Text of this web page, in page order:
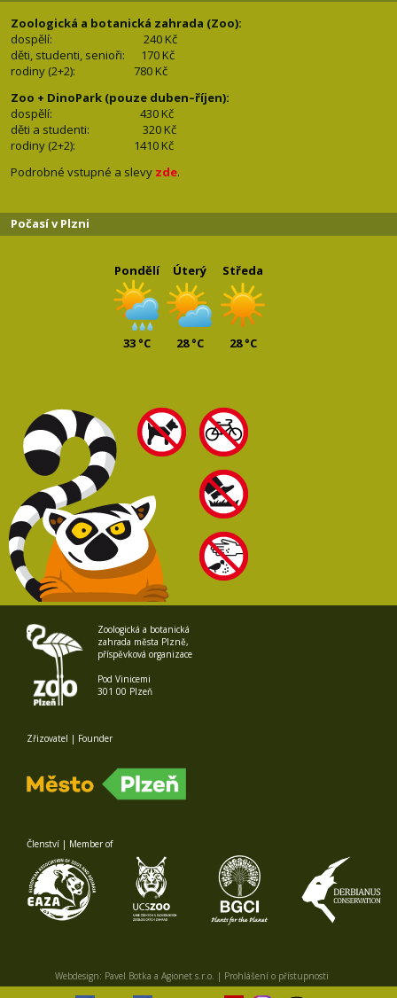
Zoologická a botanická zahrada (Zoo):
dospělí:
240 Kč
děti, studenti, senioři: 170 Kč
rodiny (2+2): 780 Kč
Zoo + DinoPark (pouze duben–říjen):
dospělí: 430 Kč
děti a studenti: 320 Kč
rodiny (2+2): 1410 Kč
Podrobné vstupné a slevy zde.
Počasí v Plzni
Pondělí
33 °C
Úterý
28 °C
Středa
28 °C
Zoologická a botanická
zahrada města Plzně,
příspěvková organizace
Pod Vinicemi
301 00 Plzeň
Zřizovatel | Founder
Členství | Member of
Webdesign: Pavel Botka a Agionet s.r.o. | Prohlášení o přístupnosti